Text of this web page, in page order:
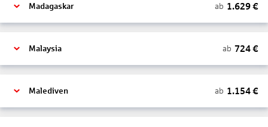
Madagaskar ab 1.629€
Malaysia ab 724€
Malediven ab 1.154€